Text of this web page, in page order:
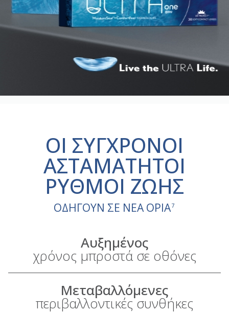
ΟΙ ΣΥΓΧΡΟΝΟΙ
ΑΣΤΑΜΑΤΗΤΟΙ
ΡΥΘΜΟΙ ΖΩΗΣ
ΟΔΗΓΟΥΝ ΣΕ ΝΕΑ ΟΡΙΑ7
Αυξημένος
χρόνος μπροστά σε οθόνες
Μεταβαλλόμενες
περιβαλλοντικές συνθήκες